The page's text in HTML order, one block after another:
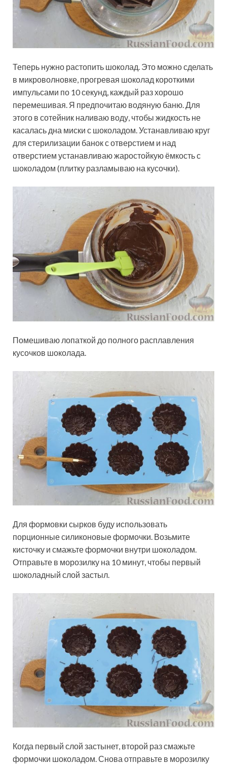
Теперь нужно растопить шоколад. Это можно сделать
в микроволновке, прогревая шоколад короткими
импульсами по 10 секунд, каждый раз хорошо
перемешивая. Я предпочитаю водяную баню. Для
этого в сотейник наливаю воду, чтобы жидкость не
касалась дна миски с шоколадом. Устанавливаю круг
для стерилизации банок с отверстием и над
отверстием устанавливаю жаростойкую ёмкость с
шоколадом (плитку разламываю на кусочки).
Помешиваю лопаткой до полного расплавления
кусочков шоколада.
Для формовки сырков буду использовать
порционные силиконовые формочки. Возьмите
кисточку и смажьте формочки внутри шоколадом.
Отправьте в морозилку на 10 минут, чтобы первый
шоколадный слой застыл.
Когда первый слой застынет, второй раз смажьте
формочки шоколадом. Снова отправьте в морозилку